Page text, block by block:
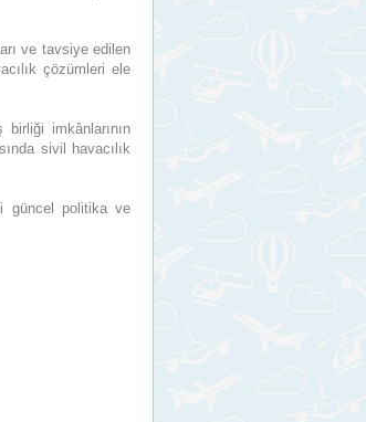
ve tavsiye edilen
çözümleri ele
imkânlarının
sivil havacılık
güncel politika ve